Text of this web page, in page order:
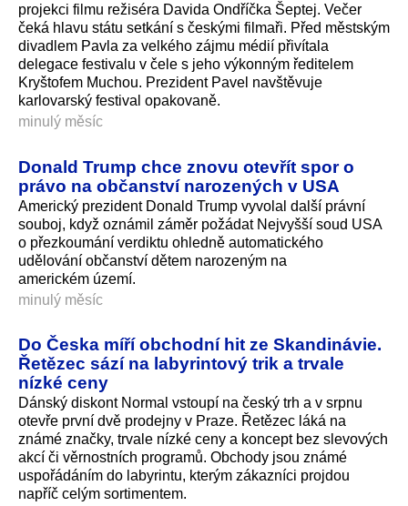
projekci filmu režiséra Davida Ondříčka Šeptej. Večer
čeká hlavu státu setkání s českými filmaři. Před městským
divadlem Pavla za velkého zájmu médií přivítala
delegace festivalu v čele s jeho výkonným ředitelem
Kryštofem Muchou. Prezident Pavel navštěvuje
karlovarský festival opakovaně.
minulý měsíc
Donald Trump chce znovu otevřít spor o
právo na občanství narozených v USA
Americký prezident Donald Trump vyvolal další právní
souboj, když oznámil záměr požádat Nejvyšší soud USA
o přezkoumání verdiktu ohledně automatického
udělování občanství dětem narozeným na
americkém území.
minulý měsíc
Do Česka míří obchodní hit ze Skandinávie.
Řetězec sází na labyrintový trik a trvale
nízké ceny
Dánský diskont Normal vstoupí na český trh a v srpnu
otevře první dvě prodejny v Praze. Řetězec láká na
známé značky, trvale nízké ceny a koncept bez slevových
akcí či věrnostních programů. Obchody jsou známé
uspořádáním do labyrintu, kterým zákazníci projdou
napříč celým sortimentem.